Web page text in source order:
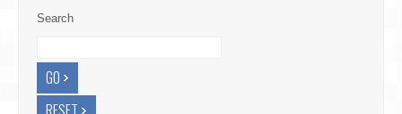
Search